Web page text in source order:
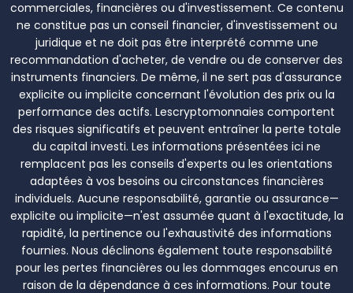
commerciales, financières ou d'investissement. Ce contenu
ne constitue pas un conseil financier, d'investissement ou
juridique et ne doit pas être interprété comme une
recommandation d'acheter, de vendre ou de conserver des
instruments financiers. De même, il ne sert pas d'assurance
explicite ou implicite concernant l'évolution des prix ou la
performance des actifs. Lescryptomonnaies comportent
des risques significatifs et peuvent entraîner la perte totale
du capital investi. Les informations présentées ici ne
remplacent pas les conseils d'experts ou les orientations
adaptées à vos besoins ou circonstances financières
individuels. Aucune responsabilité, garantie ou assurance—
explicite ou implicite—n'est assumée quant à l'exactitude, la
rapidité, la pertinence ou l'exhaustivité des informations
fournies. Nous déclinons également toute responsabilité
pour les pertes financières ou les dommages encourus en
raison de la dépendance à ces informations. Pour toute